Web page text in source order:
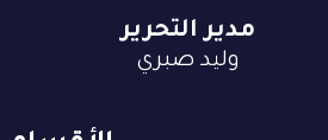
مدير التحرير
وليد صبري